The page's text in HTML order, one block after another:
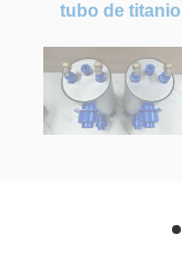
tubo de titanio
hd